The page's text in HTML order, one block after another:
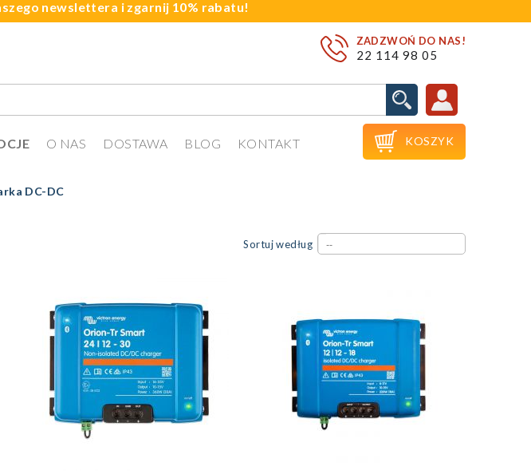
newslettera i zgarnij 10% rabatu!
ZADZWOŃ DO NAS!
22 114 98 05
O NAS DOSTAWA BLOG KONTAKT  KOSZYK
DC-DC
Sortuj według --